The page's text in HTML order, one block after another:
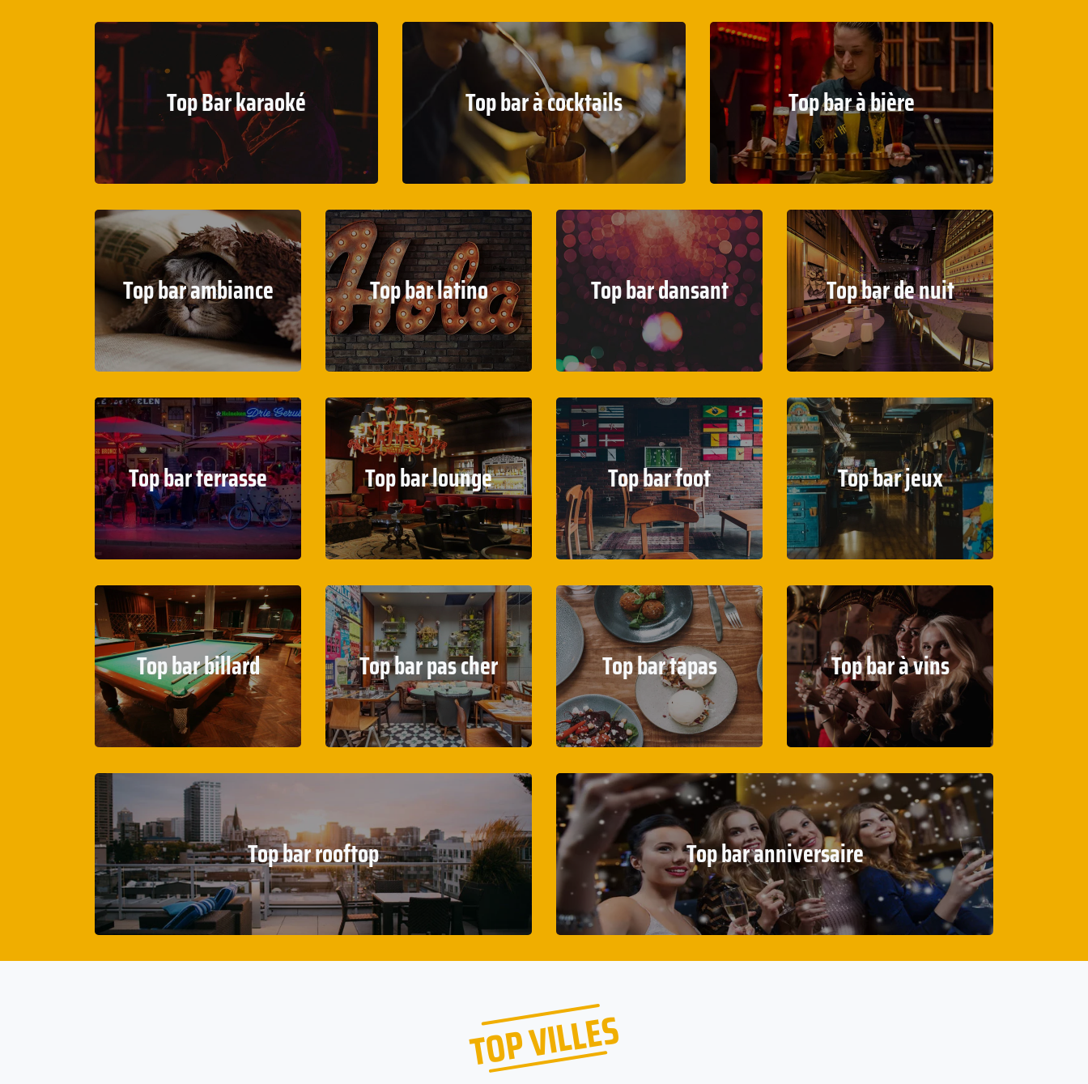
Top Bar karaoké Top bar à cocktails Top bar à bière
Top bar ambiance Top bar latino Top bar dansant Top bar de nuit
Top bar terrasse Top bar lounge Top bar foot Top bar jeux
Top bar billard Top bar pas cher Top bar tapas Top bar à vins
Top bar rooftop Top bar anniversaire
TOP VILLES